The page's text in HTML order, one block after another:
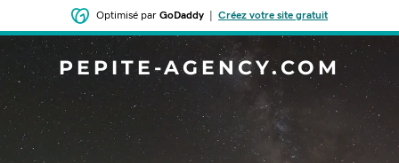
Optimisé par GoDaddy Créez votre site gratuit
PEPITE-AGENCY.COM